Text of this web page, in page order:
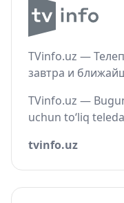
TVinfo.uz —
завтра и
TVinfo.uz —
uchun to‘liq
tvinfo.uz